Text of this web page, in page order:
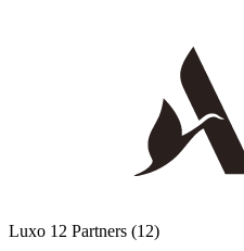
Luxo 12 Partners (12)